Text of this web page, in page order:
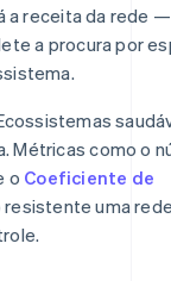
a receita da rede
a procura por
Métricas como o
o Coeficiente de
resistente uma